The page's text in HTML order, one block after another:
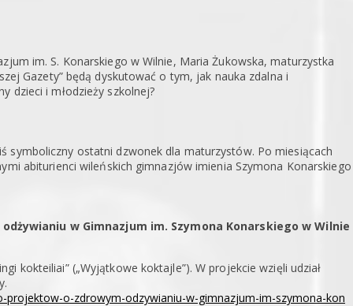
im. S. Konarskiego w Wilnie, Maria Żukowska, maturzystka
Gazety” będą dyskutować o tym, jak nauka zdalna i
dzieci i młodzieży szkolnej?
symboliczny ostatni dzwonek dla maturzystów. Po miesiącach
abiturienci wileńskich gimnazjów imienia Szymona Konarskiego
w Gimnazjum im. Szymona Konarskiego w Wilnie
kokteiliai” („Wyjątkowe koktajle”). W projekcie wzięli udział
o-zdrowym-odzywianiu-w-gimnazjum-im-szymona-kon